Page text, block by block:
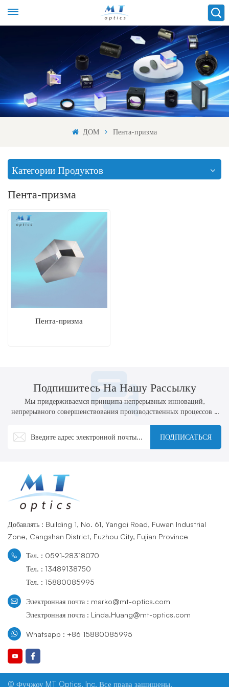
ДОМ Пента-призма
Категории Продуктов
Пента-призма
Пента-призма
Подпишитесь На Нашу Рассылку
Мы придерживаемся принципа непрерывных инноваций,
непрерывного совершенствования производственных процессов и
ПОДПИСАТЬСЯ
Добавлять : Building 1, No. 61, Yangqi Road, Fuwan Industrial
Zone, Cangshan District, Fuzhou City, Fujian Province
Тел. : 0591-28318070
Тел. : 13489138750
Тел. : 15880085995
Электронная почта : marko@mt-optics.com
Электронная почта : Linda.Huang@mt-optics.com
Whatsapp : +86 15880085995
© Фучжоу MT Optics, Inc. Все права защищены.